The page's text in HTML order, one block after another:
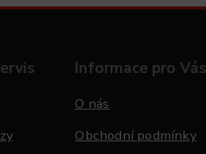
Informace pro Vás
O nás
Obchodní podmínky